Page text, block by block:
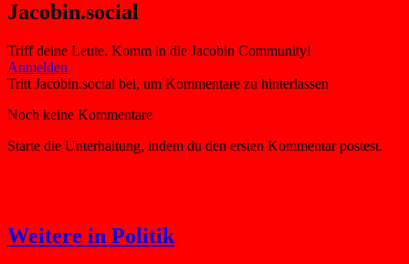
Jacobin.social
Triff deine Leute. Komm in die Jacobin Community!
Weitere in Politik